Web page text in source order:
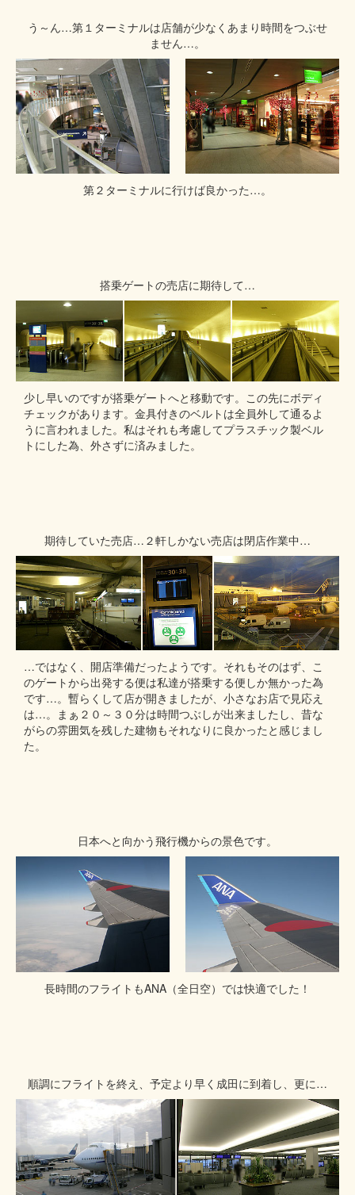
う～ん…第１ターミナルは店舗が少なくあまり時間をつぶせ
ません…。
第２ターミナルに行けば良かった…。
搭乗ゲートの売店に期待して…
少し早いのですが搭乗ゲートへと移動です。この先にボディ
チェックがあります。金具付きのベルトは全員外して通るよ
うに言われました。私はそれも考慮してプラスチック製ベル
トにした為、外さずに済みました。
期待していた売店…２軒しかない売店は閉店作業中…
…ではなく、開店準備だったようです。それもそのはず、こ
のゲートから出発する便は私達が搭乗する便しか無かった為
です…。暫らくして店が開きましたが、小さなお店で見応え
は…。まぁ２０～３０分は時間つぶしが出来ましたし、昔な
がらの雰囲気を残した建物もそれなりに良かったと感じまし
た。
日本へと向かう飛行機からの景色です。
長時間のフライトもANA（全日空）では快適でした！
順調にフライトを終え、予定より早く成田に到着し、更に…